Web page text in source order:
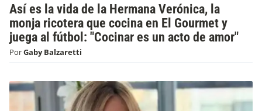
Así es la vida de la Hermana Verónica, la
monja ricotera que cocina en El Gourmet y
juega al fútbol: "Cocinar es un acto de amor"
PorGaby Balzaretti